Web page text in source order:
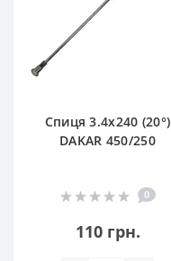
Спиця 3.4х240 (20°)
DAKAR 450/250
0
110 грн.